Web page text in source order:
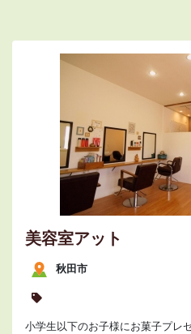
美容室アット
秋田市
小学生以下のお子様にお菓子プレ